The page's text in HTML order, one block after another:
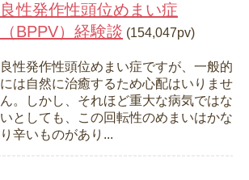
良性発作性頭位めまい症
（BPPV）経験談 (154,047pv)
良性発作性頭位めまい症ですが、一般的
には自然に治癒するため心配はいりませ
ん。しかし、それほど重大な病気ではな
いとしても、この回転性のめまいはかな
り辛いものがあり...